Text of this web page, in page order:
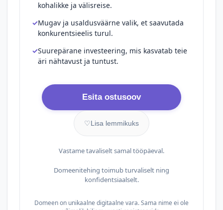
kohalikke ja välisreise.
Mugav ja usaldusväärne valik, et saavutada
konkurentsieelis turul.
Suurepärane investeering, mis kasvatab teie
äri nähtavust ja tuntust.
Esita ostusoov
♡Lisa lemmikuks
Vastame tavaliselt samal tööpäeval.
Domeenitehing toimub turvaliselt ning
konfidentsiaalselt.
Domeen on unikaalne digitaalne vara. Sama nime ei ole